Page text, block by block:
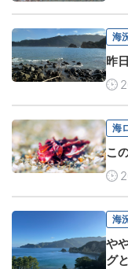
海
昨
海
こ
海
や
グ